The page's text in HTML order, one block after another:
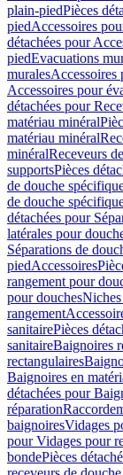
plain-piedPièces
piedAccessoires
détachées pour
piedEvacuations
muralesAccessoires
Accessoires pour
détachées pour
matériau minéral
matériau minéral
minéralReceveurs
supportsPièces
de douche
de douche
détachées pour
latérales pour
Séparations de
piedAccessoires
rangement pour
pour douches
rangement
sanitairePièces
sanitaireBaignoires
rectangulaires
Baignoires en
détachées pour
réparation
baignoiresVidages
pour Vidages pour
bondePièces